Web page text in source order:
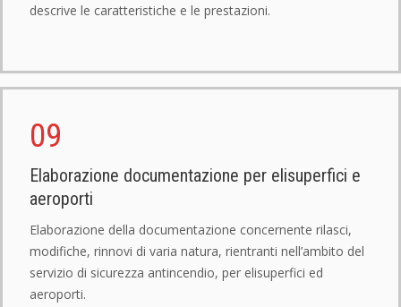
descrive le caratteristiche e le prestazioni.
09
Elaborazione documentazione per elisuperfici e
aeroporti
Elaborazione della documentazione concernente rilasci,
modifiche, rinnovi di varia natura, rientranti nell’ambito del
servizio di sicurezza antincendio, per elisuperfici ed
aeroporti.